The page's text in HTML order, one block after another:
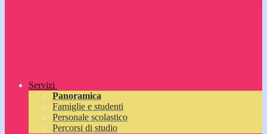
Servizi
Panoramica
Famiglie e studenti
Personale scolastico
Percorsi di studio